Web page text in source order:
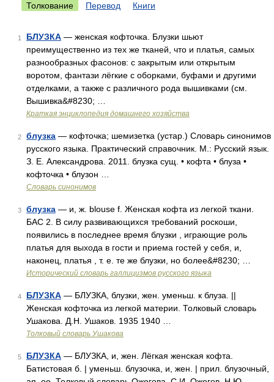
Толкование Перевод Книги
1 БЛУЗКА — женская кофточка. Блузки шьют
преимущественно из тех же тканей, что и платья, самых
разнообразных фасонов: с закрытым или открытым
воротом, фантази лёгкие с оборками, буфами и другими
отделками, а также с различного рода вышивками (см.
Вышивка&#8230; …
Краткая энциклопедия домашнего хозяйства
2 блузка — кофточка; шемизетка (устар.) Словарь синонимов
русского языка. Практический справочник. М.: Русский язык.
З. Е. Александрова. 2011. блузка сущ. • кофта • блуза •
кофточка • блузон …
Словарь синонимов
3 блузка — и, ж. blouse f. Женская кофта из легкой ткани.
БАС 2. В силу развивающихся требований роскоши,
появились в последнее время блузки , играющие роль
платья для выхода в гости и приема гостей у себя, и,
наконец, платья , т. е. те же блузки, но более&#8230; …
Исторический словарь галлицизмов русского языка
4 БЛУЗКА — БЛУЗКА, блузки, жен. уменьш. к блуза. ||
Женская кофточка из легкой материи. Толковый словарь
Ушакова. Д.Н. Ушаков. 1935 1940 …
Толковый словарь Ушакова
5 БЛУЗКА — БЛУЗКА, и, жен. Лёгкая женская кофта.
Батистовая б. | уменьш. блузочка, и, жен. | прил. блузочный,